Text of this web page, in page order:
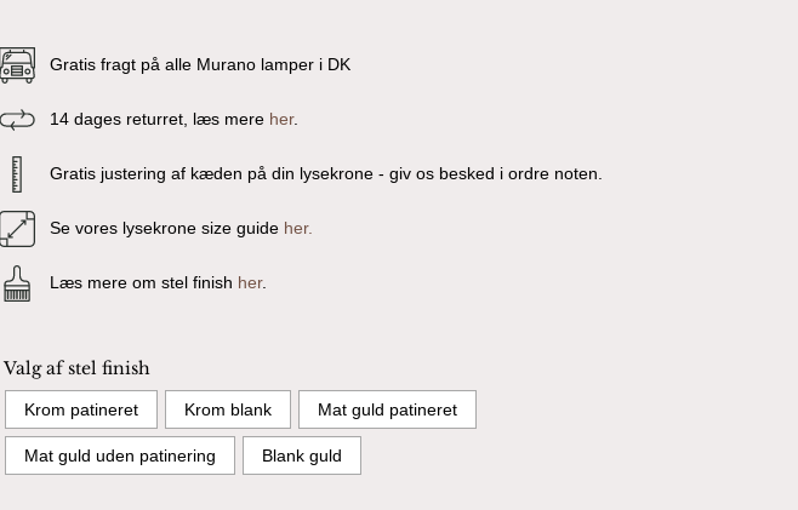
Gratis fragt på alle Murano lamper i DK
14 dages returret, læs mere her.
Gratis justering af kæden på din lysekrone - giv os besked i ordre noten.
Se vores lysekrone size guide her.
Læs mere om stel finish her.
Valg af stel finish
Krom patineret Krom blank Mat guld patineret
Mat guld uden patinering Blank guld